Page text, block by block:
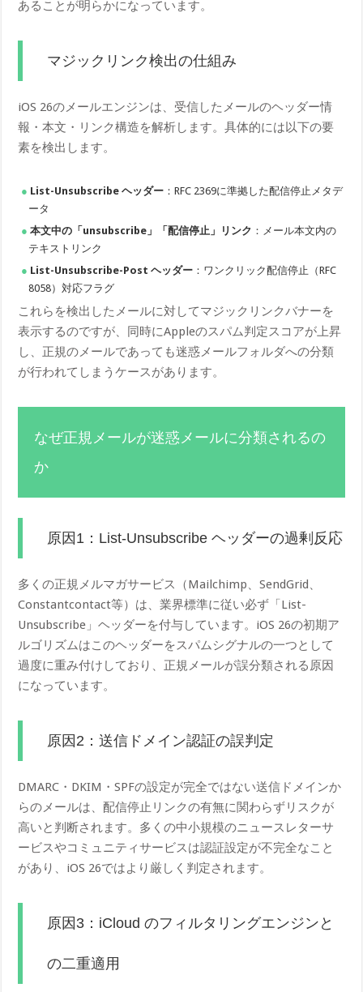
あることが明らかになっています。
マジックリンク検出の仕組み
iOS 26のメールエンジンは、受信したメールのヘッダー情
報・本文・リンク構造を解析します。具体的には以下の要
素を検出します。
List-Unsubscribe ヘッダー ：RFC 2369に準拠した配信停止メタデ
ータ
本文中の「unsubscribe」「配信停止」リンク ：メール本文内の
テキストリンク
List-Unsubscribe-Post ヘッダー ：ワンクリック配信停止（RFC
8058）対応フラグ
これらを検出したメールに対してマジックリンクバナーを
表示するのですが、同時にAppleのスパム判定スコアが上昇
し、正規のメールであっても迷惑メールフォルダへの分類
が行われてしまうケースがあります。
なぜ正規メールが迷惑メールに分類されるの
か
原因1：List-Unsubscribe ヘッダーの過剰反応
多くの正規メルマガサービス（Mailchimp、SendGrid、
Constantcontact等）は、業界標準に従い必ず「List-
Unsubscribe」ヘッダーを付与しています。iOS 26の初期ア
ルゴリズムはこのヘッダーをスパムシグナルの一つとして
過度に重み付けしており、正規メールが誤分類される原因
になっています。
原因2：送信ドメイン認証の誤判定
DMARC・DKIM・SPFの設定が完全ではない送信ドメインか
らのメールは、配信停止リンクの有無に関わらずリスクが
高いと判断されます。多くの中小規模のニュースレターサ
ービスやコミュニティサービスは認証設定が不完全なこと
があり、iOS 26ではより厳しく判定されます。
原因3：iCloud のフィルタリングエンジンと
の二重適用